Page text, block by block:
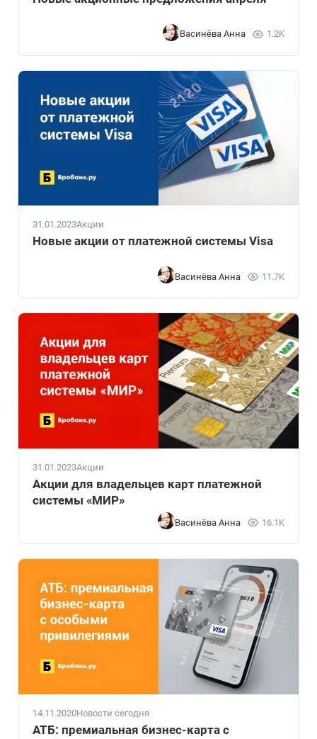
Васинёва Анна 1.2K
31.01.2023Акции
Новые акции от платежной системы Visa
Васинёва Анна 11.7K
31.01.2023Акции
Акции для владельцев карт платежной
системы «МИР»
Васинёва Анна 16.1K
14.11.2020Новости сегодня
АТБ: премиальная бизнес-карта с